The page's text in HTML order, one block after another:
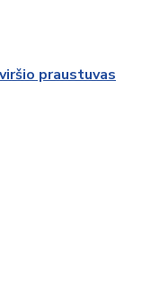
praustuvas